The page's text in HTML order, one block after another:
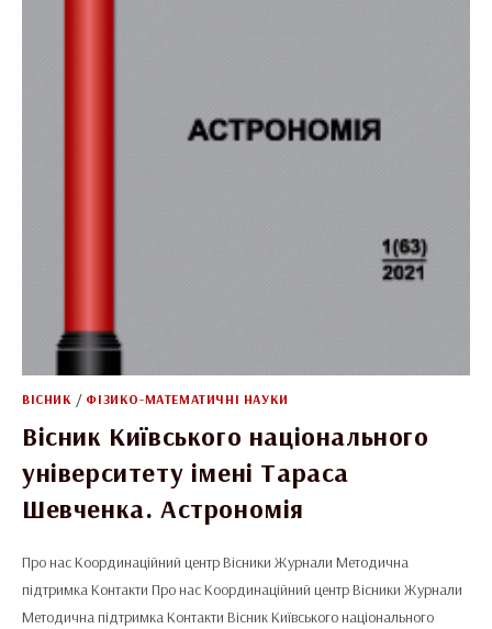
ВІСНИК / ФІЗИКО-МАТЕМАТИЧНІ НАУКИ
Вісник Київського національного
університету імені Тараса
Шевченка. Астрономія
Про нас Координаційний центр Вісники Журнали Методична
підтримка Контакти Про нас Координаційний центр Вісники Журнали
Методична підтримка Контакти Вісник Київського національного